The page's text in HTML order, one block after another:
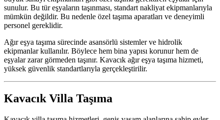
sunulur. Bu tür eşyaların taşınması, standart nakliyat ekipmanlarıyla
mümkün değildir. Bu nedenle özel taşıma aparatları ve deneyimli
personel gereklidir.
Ağır eşya taşıma sürecinde asansörlü sistemler ve hidrolik
ekipmanlar kullanılır. Böylece hem bina yapısı korunur hem de
eşyalar zarar görmeden taşınır. Kavacık ağır eşya taşıma hizmeti,
yüksek güvenlik standartlarıyla gerçekleştirilir.
Kavacık Villa Taşıma